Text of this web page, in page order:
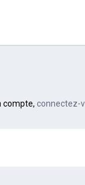
compte, connectez-